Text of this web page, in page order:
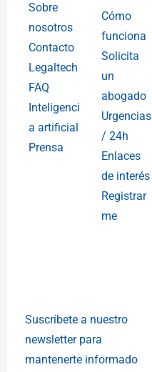
Sobre
nosotros
Contacto
Legaltech
FAQ
Inteligenci
a artificial
Prensa
Cómo
funciona
Solicita
un
abogado
Urgencias
/ 24h
Enlaces
de interés
Registrar
me
Suscríbete a nuestro
newsletter para
mantenerte informado